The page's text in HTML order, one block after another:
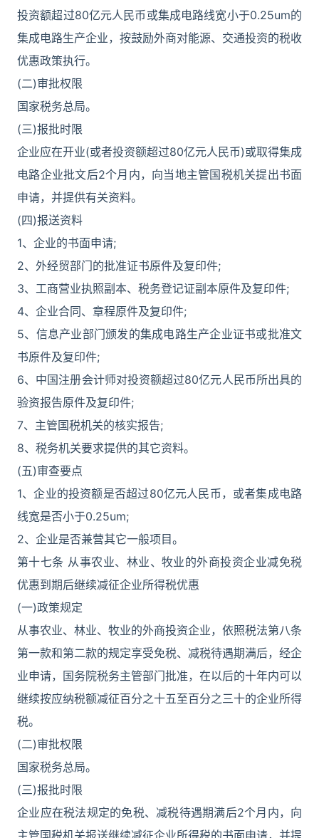
投资额超过80亿元人民币或集成电路线宽小于0.25um的
集成电路生产企业，按鼓励外商对能源、交通投资的税收
优惠政策执行。
(二)审批权限
国家税务总局。
(三)报批时限
企业应在开业(或者投资额超过80亿元人民币)或取得集成
电路企业批文后2个月内，向当地主管国税机关提出书面
申请，并提供有关资料。
(四)报送资料
1、企业的书面申请;
2、外经贸部门的批准证书原件及复印件;
3、工商营业执照副本、税务登记证副本原件及复印件;
4、企业合同、章程原件及复印件;
5、信息产业部门颁发的集成电路生产企业证书或批准文
书原件及复印件;
6、中国注册会计师对投资额超过80亿元人民币所出具的
验资报告原件及复印件;
7、主管国税机关的核实报告;
8、税务机关要求提供的其它资料。
(五)审查要点
1、企业的投资额是否超过80亿元人民币，或者集成电路
线宽是否小于0.25um;
2、企业是否兼营其它一般项目。
第十七条 从事农业、林业、牧业的外商投资企业减免税
优惠到期后继续减征企业所得税优惠
(一)政策规定
从事农业、林业、牧业的外商投资企业，依照税法第八条
第一款和第二款的规定享受免税、减税待遇期满后，经企
业申请，国务院税务主管部门批准，在以后的十年内可以
继续按应纳税额减征百分之十五至百分之三十的企业所得
税。
(二)审批权限
国家税务总局。
(三)报批时限
企业应在税法规定的免税、减税待遇期满后2个月内，向
主管国税机关报送继续减征企业所得税的书面申请，并提